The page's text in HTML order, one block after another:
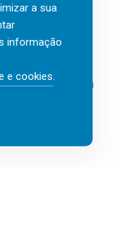
2026
de
(IA), acaba
a sua
informação
e cookies.